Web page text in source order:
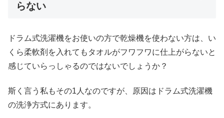
らない
ドラム式洗濯機をお使いの方で乾燥機を使わない方は、い
くら柔軟剤を入れてもタオルがフワフワに仕上がらないと
感じていらっしゃるのではないでしょうか？
斯く言う私もその1人なのですが、原因はドラム式洗濯機
の洗浄方式にあります。